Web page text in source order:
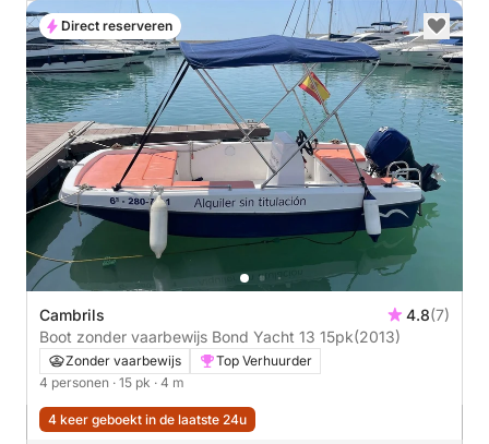
Cambrils 4.8(7)
Boot zonder vaarbewijs Bond Yacht 13 15pk(2013)
Zonder vaarbewijs
Top Verhuurder
4 personen · 15 pk · 4 m
4 keer geboekt in de laatste 24u
Direct reserveren